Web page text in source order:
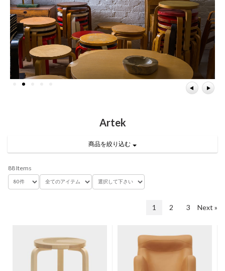
Artek
商品を絞り込む
88 Items
1 2 3 Next »